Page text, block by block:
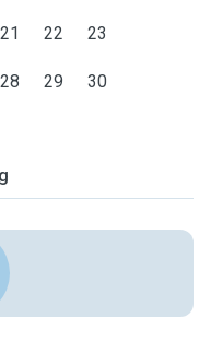
21 22 23
28 29 30